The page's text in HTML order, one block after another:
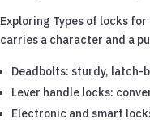
Exploring Types of locks
carries a character and a
Deadbolts: sturdy, latch-
Lever handle locks:
Electronic and smart